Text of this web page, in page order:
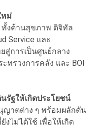
หม่
ทั้งด้านสุขภาพ ดิจิทัล
Service และ
สู่การเป็นศูนย์กลาง
ทรวงการคลัง และ BOI
รัฐให้เกิดประโยชน์
ญาตต่าง ๆ พร้อมผลักดัน
ไม่ได้ใช้ เพื่อให้เกิด